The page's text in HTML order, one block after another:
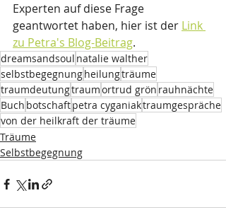
Experten auf diese Frage
geantwortet haben, hier ist der Link
zu Petra's Blog-Beitrag.
dreamsandsoul natalie walther
selbstbegegnungheilungträume
traumdeutungtraumortrud grön rauhnächte
Buch botschaftpetra cyganiaktraumgespräche
von der heilkraft der träume
Träume
Selbstbegegnung